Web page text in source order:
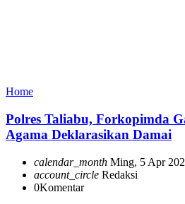
Home
Polres Taliabu, Forkopimda
Agama Deklarasikan Damai
calendar_month Ming, 5 Apr
account_circle Redaksi
0Komentar